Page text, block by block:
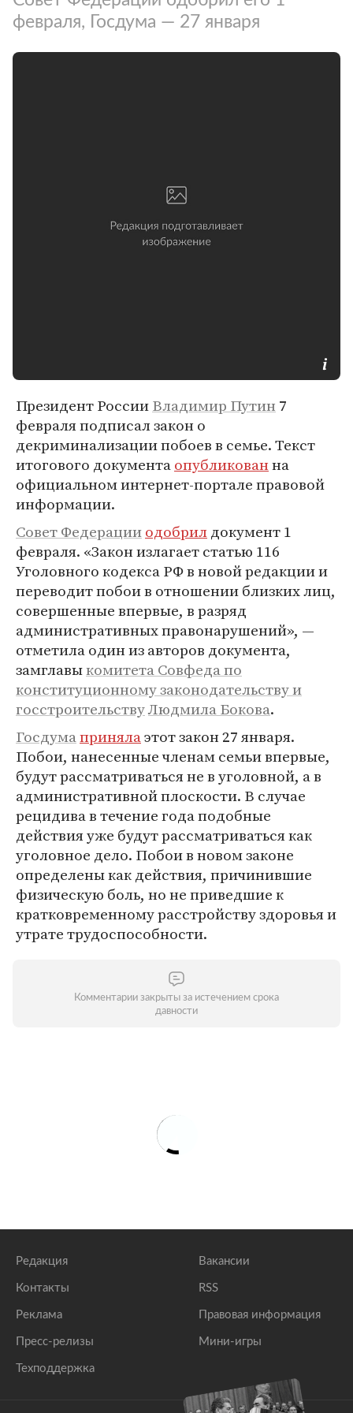
февраля, Госдума — 27 января
Президент РоссииВладимир Путин 7
февраля подписал закон о
декриминализации побоев в семье. Текст
итогового документаопубликованна
официальном интернет-портале правовой
информации.
Совет Федерацииодобрилдокумент 1
февраля. «Закон излагает статью 116
Уголовного кодекса РФ в новой редакции и
переводит побои в отношении близких лиц,
совершенные впервые, в разряд
административных правонарушений», —
отметила один из авторов документа,
замглавыкомитета Совфеда по
конституционному законодательству и
госстроительствуЛюдмила Бокова.
Госдумапринялаэтот закон 27 января.
Побои, нанесенные членам семьи впервые,
будут рассматриваться не в уголовной, а в
административной плоскости. В случае
рецидива в течение года подобные
действия уже будут рассматриваться как
уголовное дело. Побои в новом законе
определены как действия, причинившие
физическую боль, но не приведшие к
кратковременному расстройству здоровья и
утрате трудоспособности.
Комментарии закрыты за истечением срока
давности
Редакция
Контакты
Реклама
Пресс-релизы
Техподдержка
Вакансии
RSS
Правовая информация
Мини-игры